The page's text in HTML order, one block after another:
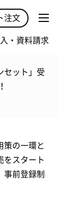
注文
・資料請求
セット」受
策の一環と
をスタート
事前登録制